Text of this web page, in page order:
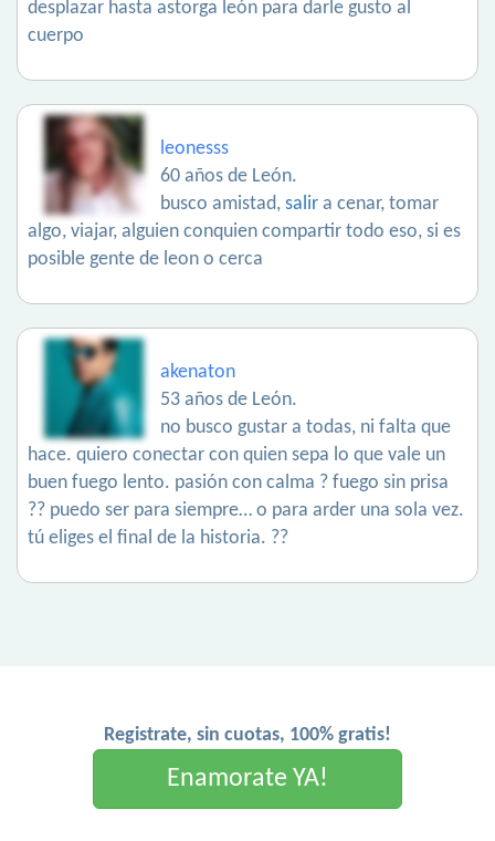
desplazar hasta astorga león para darle gusto al
cuerpo
leonesss
60 años de León.
busco amistad, salir a cenar, tomar
algo, viajar, alguien conquien compartir todo eso, si es
posible gente de leon o cerca
akenaton
53 años de León.
no busco gustar a todas, ni falta que
hace. quiero conectar con quien sepa lo que vale un
buen fuego lento. pasión con calma ? fuego sin prisa
?? puedo ser para siempre… o para arder una sola vez.
tú eliges el final de la historia. ??
Registrate, sin cuotas, 100% gratis!
Enamorate YA!